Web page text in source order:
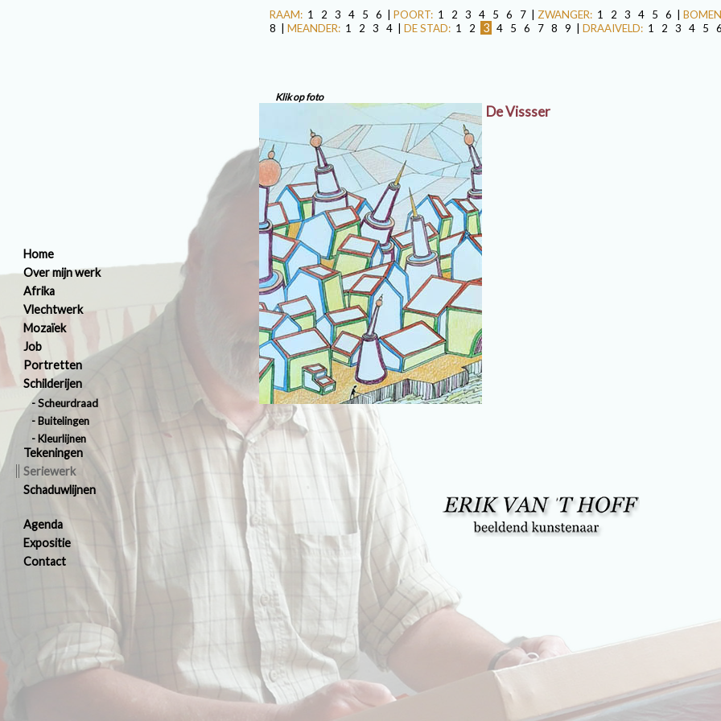
Home
Over mijn werk
Afrika
Vlechtwerk
Mozaïek
Job
Portretten
Schilderijen
Scheurdraad
Buitelingen
Kleurlijnen
Tekeningen
Seriewerk
Schaduwlijnen
Agenda
Expositie
Contact
RAAM: 1 2 3 4 5 6 POORT: 1 2 3 4 5 6 7 ZWANGER: 1 2 3 4 5 6
8
MEANDER: 1 2 3 4 DE STAD: 1 2 3 4 5 6 7 8 9 DRAAIVELD: 1 2 3 4 5 6
Klik op foto
De Vissser